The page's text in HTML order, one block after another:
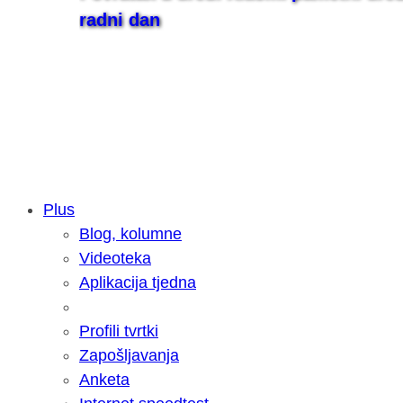
radni dan
Samsung otkrio kako je nastajala
razvoja donijelo tanje i izdržljivije
Plus
Blog, kolumne
Videoteka
Aplikacija tjedna
Profili tvrtki
Zapošljavanja
Anketa